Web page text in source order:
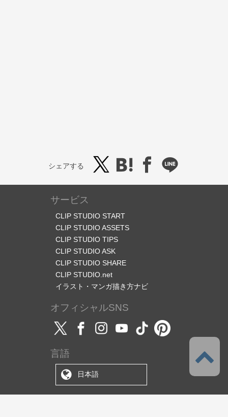
シェアする
サービス
CLIP STUDIO START
CLIP STUDIO ASSETS
CLIP STUDIO TIPS
CLIP STUDIO ASK
CLIP STUDIO SHARE
CLIP STUDIO.net
イラスト・マンガ描き方ナビ
オフィシャルSNS
言語
日本語